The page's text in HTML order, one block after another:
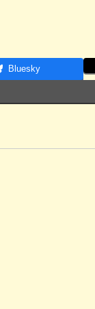
Bluesky